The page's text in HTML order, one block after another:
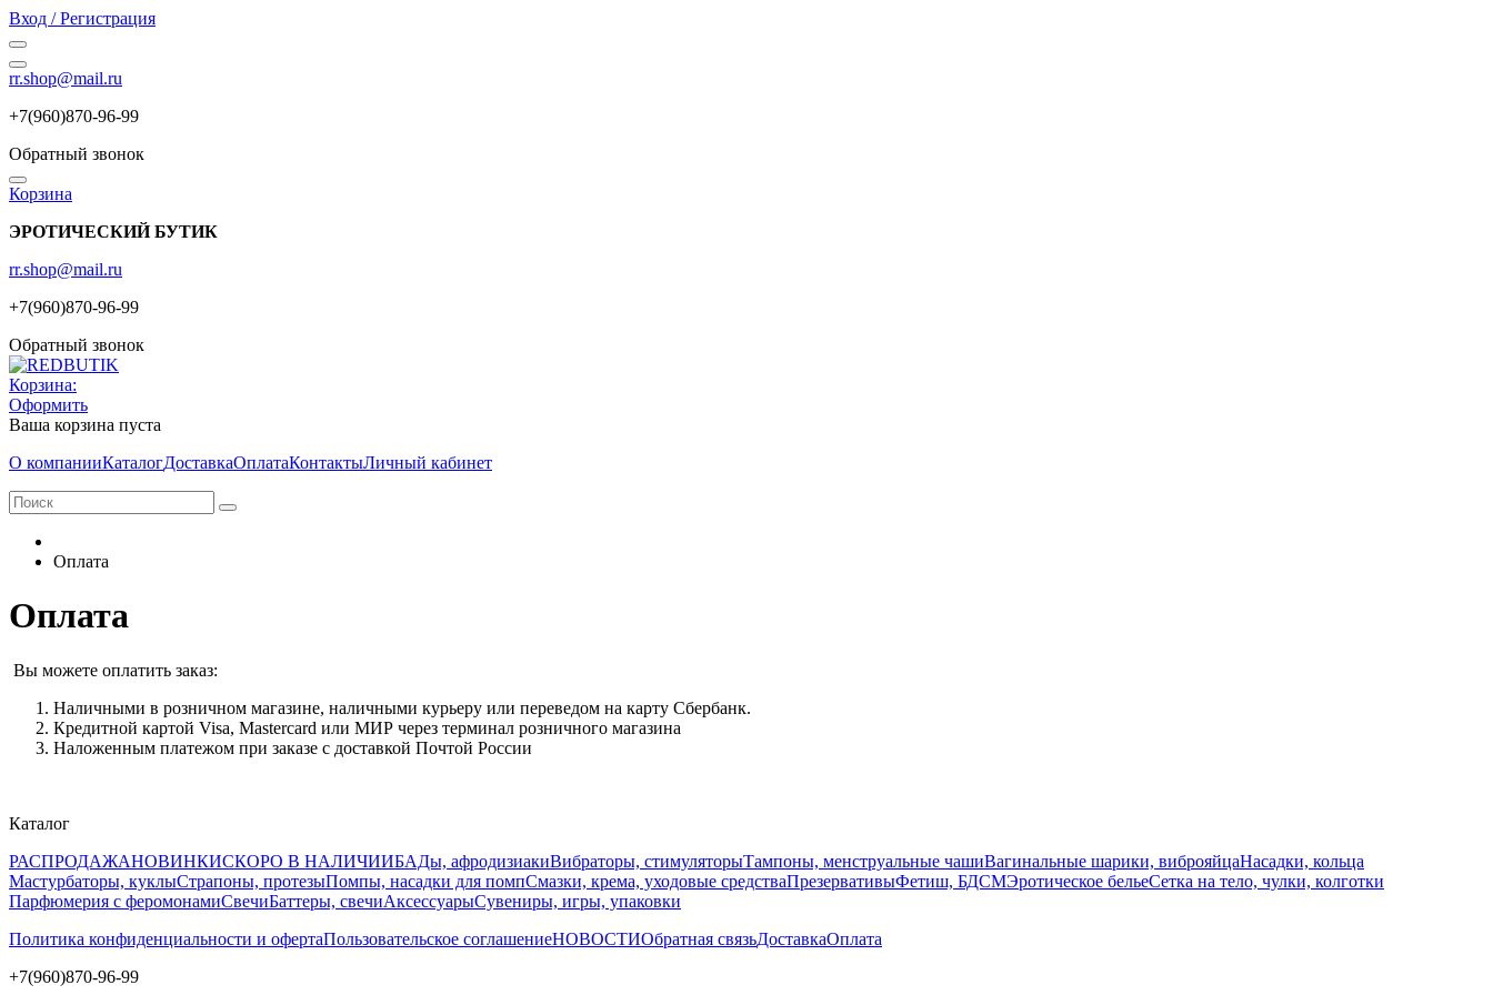
Вход / Регистрация
rr.shop@mail.ru
+7(960)870-96-99
Обратный звонок
Корзина
ЭРОТИЧЕСКИЙ БУТИК
rr.shop@mail.ru
+7(960)870-96-99
Обратный звонок
Корзина:
Оформить
Ваша корзина пуста
О компанииКаталогДоставкаОплатаКонтактыЛичный кабинет
Оплата
Оплата
Вы можете оплатить заказ:
Наличными в розничном магазине, наличными курьеру или переведом на карту Сбербанк.
Кредитной картой Visa, Mastercard или МИР через терминал розничного магазина
Наложенным платежом при заказе с доставкой Почтой России
Каталог
РАСПРОДАЖАНОВИНКИСКОРО В НАЛИЧИИБАДы, афродизиакиВибраторы, стимуляторыТампоны, менструальные чашиВагинальные шарики, виброяйцаНасадки, кольца
Мастурбаторы, куклыСтрапоны, протезыПомпы, насадки для помпСмазки, крема, уходовые средстваПрезервативыФетиш, БДСМЭротическое бельеСетка на тело, чулки, колготки
Парфюмерия с феромонамиСвечиБаттеры, свечиАксессуарыСувениры, игры, упаковки
Политика конфиденциальности и офертаПользовательское соглашениеНОВОСТИОбратная связьДоставкаОплата
+7(960)870-96-99